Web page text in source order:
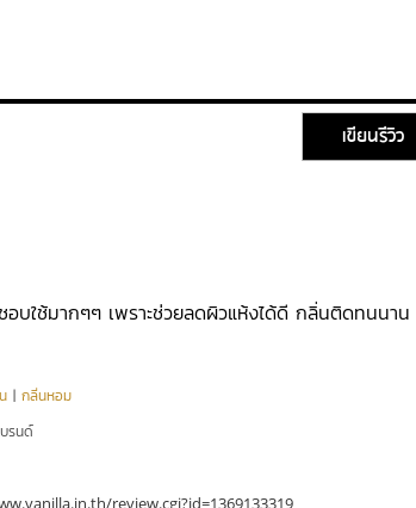
เขียนรีวิว
ใช้มากๆๆ เพราะช่วยลดผิวแห้งได้ดี กลิ่นติดทนนาน
| กลิ่นหอม
รนด์
review.cgi?id=1369133319